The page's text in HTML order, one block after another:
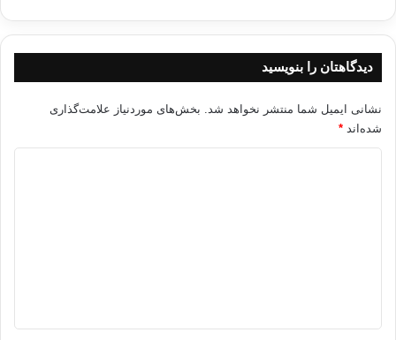
دیدگاهتان را بنویسید
نشانی ایمیل شما منتشر نخواهد شد. بخش‌های موردنیاز علامت‌گذاری
شده‌اند *